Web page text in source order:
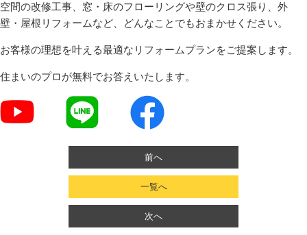
空間の改修工事、窓・床のフローリングや壁のクロス張り、外
壁・屋根リフォームなど、どんなことでもおまかせください。
お客様の理想を叶える最適なリフォームプランをご提案します。
住まいのプロが無料でお答えいたします。
前へ
一覧へ
次へ